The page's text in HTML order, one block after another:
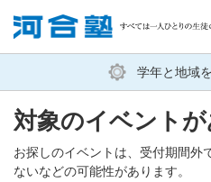
塾生の方
学年と地域
対象のイベント
お探しのイベントは、受付期間外
ないなどの可能性があります。